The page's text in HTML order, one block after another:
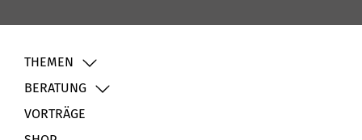
THEMEN
BERATUNG
VORTRÄGE